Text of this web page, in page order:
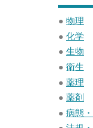
● 物理
● 化学
● 生物
● 衛生
● 薬理
● 薬剤
● 病態